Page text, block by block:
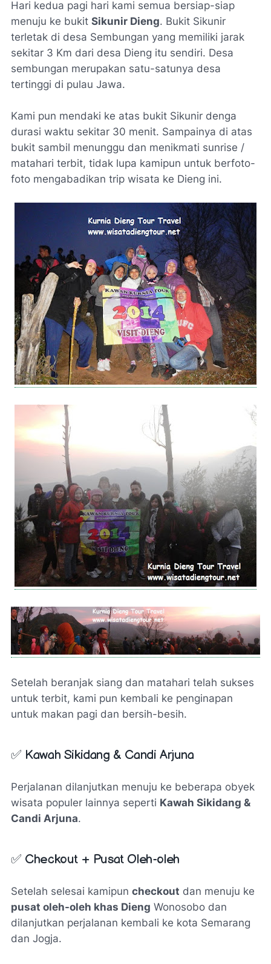
Hari kedua pagi hari kami semua bersiap-siap
menuju ke bukit Sikunir Dieng. Bukit Sikunir
terletak di desa Sembungan yang memiliki jarak
sekitar 3 Km dari desa Dieng itu sendiri. Desa
sembungan merupakan satu-satunya desa
tertinggi di pulau Jawa.
Kami pun mendaki ke atas bukit Sikunir denga
durasi waktu sekitar 30 menit. Sampainya di atas
bukit sambil menunggu dan menikmati sunrise /
matahari terbit, tidak lupa kamipun untuk berfoto-
foto mengabadikan trip wisata ke Dieng ini.
Setelah beranjak siang dan matahari telah sukses
untuk terbit, kami pun kembali ke penginapan
untuk makan pagi dan bersih-besih.
✅ Kawah Sikidang & Candi Arjuna
Perjalanan dilanjutkan menuju ke beberapa obyek
wisata populer lainnya seperti Kawah Sikidang &
Candi Arjuna.
✅ Checkout + Pusat Oleh-oleh
Setelah selesai kamipun checkout dan menuju ke
pusat oleh-oleh khas Dieng Wonosobo dan
dilanjutkan perjalanan kembali ke kota Semarang
dan Jogja.